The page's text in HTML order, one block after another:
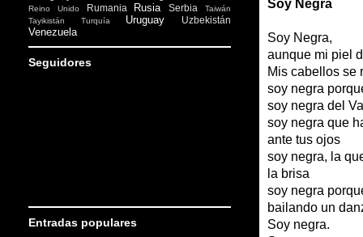
Soy Negra
Soy Negra,
aunque mi piel
Mis cabellos se
soy negra
soy negra del
soy negra que
ante tus ojos
soy negra, la
la brisa
soy negra
bailando un
Soy negra.
Reino Unido Rumania Rusia Serbia
Taiwán
Tayikistán
Turquía Uruguay Uzbekistán
Venezuela
Seguidores
Entradas populares